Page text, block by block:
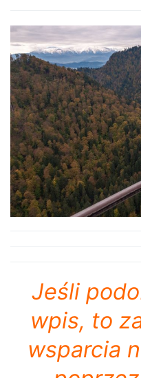
Jeśli
wpis, to
wsparcia